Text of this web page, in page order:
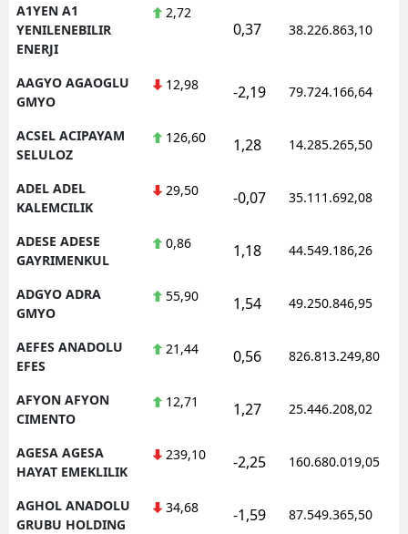
A1YEN A1
YENILENEBILIR
ENERJI
2,72
0,37 38.226.863,10
AAGYO AGAOGLU
GMYO
12,98 -2,19 79.724.166,64
ACSEL ACIPAYAM
SELULOZ
126,60 1,28 14.285.265,50
ADEL ADEL
KALEMCILIK
29,50 -0,07 35.111.692,08
ADESE ADESE
GAYRIMENKUL
0,86 1,18 44.549.186,26
ADGYO ADRA
GMYO
55,90 1,54 49.250.846,95
AEFES ANADOLU
EFES
21,44 0,56 826.813.249,80
AFYON AFYON
CIMENTO
12,71 1,27 25.446.208,02
AGESA AGESA
HAYAT EMEKLILIK
239,10 -2,25 160.680.019,05
AGHOL ANADOLU
GRUBU HOLDING
34,68 -1,59 87.549.365,50